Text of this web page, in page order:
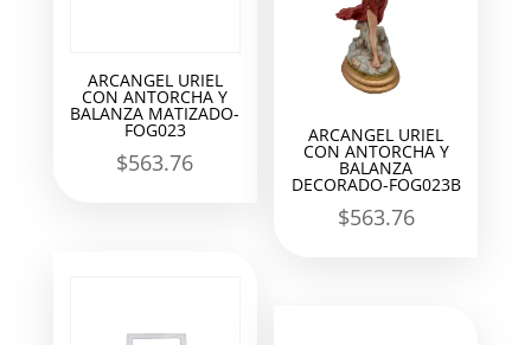
ARCANGEL URIEL
CON ANTORCHA Y
BALANZA MATIZADO-
FOG023
$563.76
ARCANGEL URIEL
CON ANTORCHA Y
BALANZA
DECORADO-FOG023B
$563.76